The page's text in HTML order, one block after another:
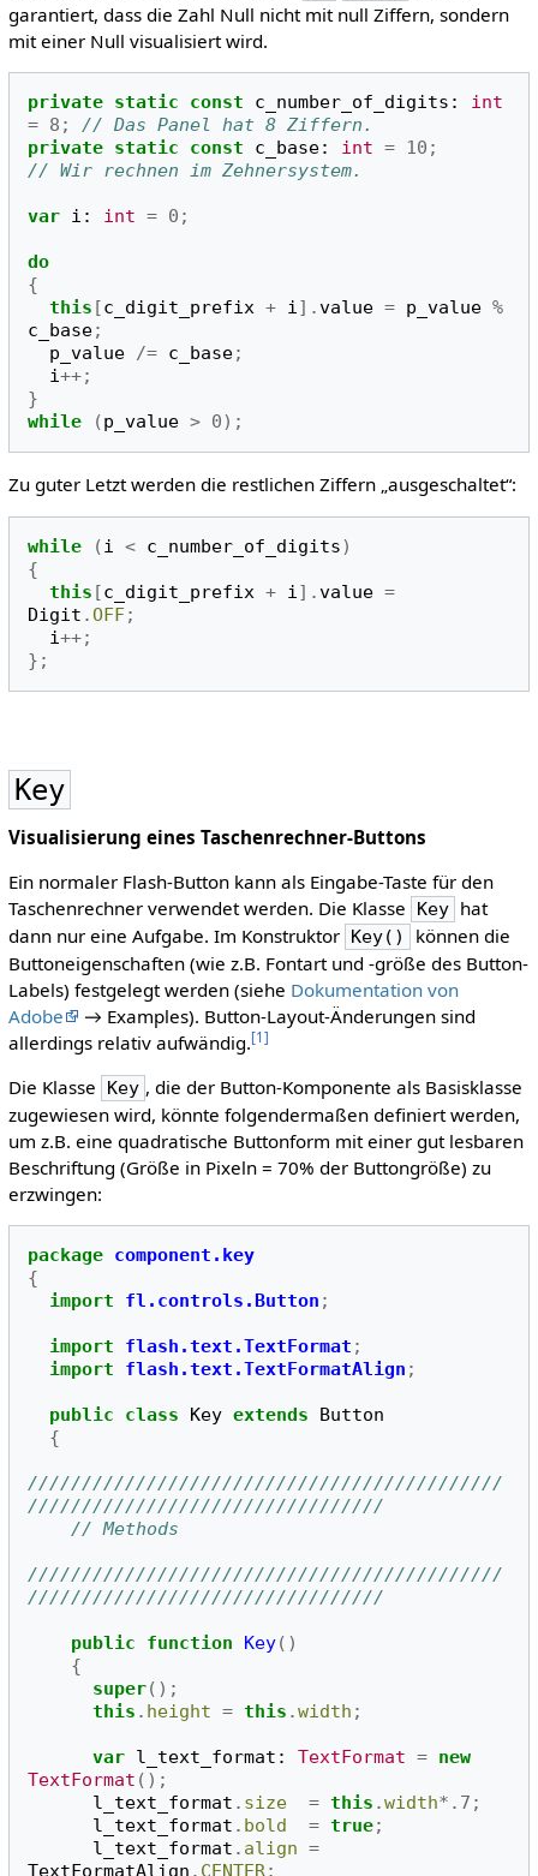
garantiert, dass die Zahl Null nicht mit null Ziffern, sondern
mit einer Null visualisiert wird.
private static const c_number_of_digits :
int
= 8 ;
// Das Panel hat 8 Ziffern.
private static const c_base: int = 10 ;
// Wir rechnen im Zehnersystem.
var i : int = 0 ;
do
{
this [c_digit_prefix + i].value = p_value %
c_base;
p_value /= c_base;
i++;
}
while
(p_value > 0);
Zu guter Letzt werden die restlichen Ziffern „ausgeschaltet“:
while (i < c_number_of_digits)
{
this [c_digit_prefix + i].value =
Digit .OFF;
i++;
};
Key
Visualisierung eines Taschenrechner-Buttons
Ein normaler Flash-Button kann als Eingabe-Taste für den
Taschenrechner verwendet werden. Die Klasse
Key hat
dann nur eine Aufgabe. Im Konstruktor Key()
können die
Buttoneigenschaften (wie z.B. Fontart und -größe des Button-
Labels) festgelegt werden (siehe Dokumentation von
Adobe
→ Examples). Button-Layout-Änderungen sind
allerdings relativ aufwändig.[1 ]
Die Klasse Key , die der Button-Komponente als Basisklasse
zugewiesen wird, könnte folgendermaßen definiert werden,
um z.B. eine quadratische Buttonform mit einer gut lesbaren
Beschriftung (Größe in Pixeln = 70% der Buttongröße) zu
erzwingen:
package component.key
{
import
fl.controls.Button ;
import flash.text.TextFormat ;
import
flash.text.TextFormatAlign ;
public class Key extends
Button
{
////////////////////////////////////////////
/////////////////////////////////
// Methods
////////////////////////////////////////////
/////////////////////////////////
public function Key()
{
super();
this . height = this .width ;
var l_text_format : TextFormat = new
TextFormat ();
l_text_format . size = this .width*. 7 ;
l_text_format . bold = true;
l_text_format . align =